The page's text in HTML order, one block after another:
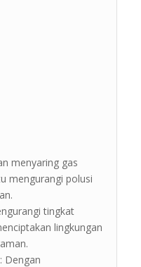
menyaring gas
mengurangi polusi
tingkat
lingkungan
Dengan